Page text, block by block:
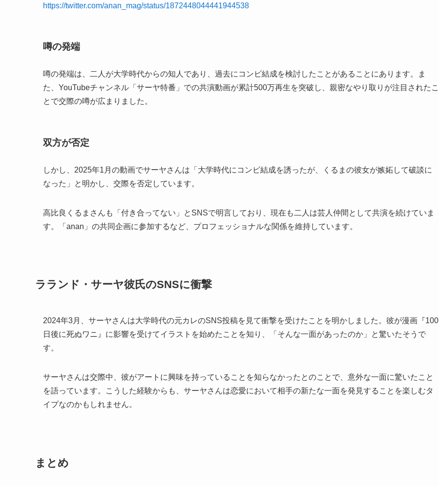
https://twitter.com/anan_mag/status/1872448044441944538
噂の発端
噂の発端は、二人が大学時代からの知人であり、過去にコンビ結成を検討したことがあることにあります。ま
た、YouTubeチャンネル「サーヤ特番」での共演動画が累計500万再生を突破し、親密なやり取りが注目されたこ
とで交際の噂が広まりました。
双方が否定
しかし、2025年1月の動画でサーヤさんは「大学時代にコンビ結成を誘ったが、くるまの彼女が嫉妬して破談に
なった」と明かし、交際を否定しています。
高比良くるまさんも「付き合ってない」とSNSで明言しており、現在も二人は芸人仲間として共演を続けていま
す。「anan」の共同企画に参加するなど、プロフェッショナルな関係を維持しています。
ラランド・サーヤ彼氏のSNSに衝撃
2024年3月、サーヤさんは大学時代の元カレのSNS投稿を見て衝撃を受けたことを明かしました。彼が漫画『100
日後に死ぬワニ』に影響を受けてイラストを始めたことを知り、「そんな一面があったのか」と驚いたそうで
す。
サーヤさんは交際中、彼がアートに興味を持っていることを知らなかったとのことで、意外な一面に驚いたこと
を語っています。こうした経験からも、サーヤさんは恋愛において相手の新たな一面を発見することを楽しむタ
イプなのかもしれません。
まとめ